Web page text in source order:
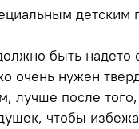
быть надето
очень нужен
после
чтобы